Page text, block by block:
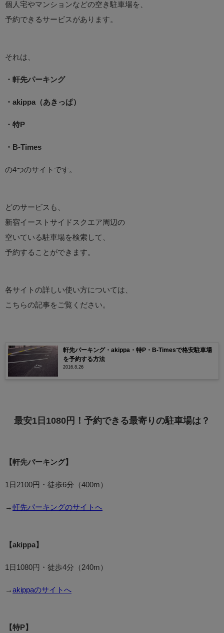
個人宅やマンションなどの空き駐車場を、
予約できるサービスがあります。
それは、
・軒先パーキング
・akippa（あきっぱ）
・特P
・B-Times
の4つのサイトです。
どのサービスも、
新宿イーストサイドスクエア周辺の
空いている駐車場を検索して、
予約することができます。
各サイトの詳しい使い方については、
こちらの記事をご覧ください。
軒先パーキング・akippa・特P・B-Timesで格安駐車場
を予約する方法
2016.8.26
最安1日1080円！予約できる最寄りの駐車場は？
【軒先パーキング】
1日2100円・徒歩6分（400m）
→ 軒先パーキングのサイトへ
【akippa】
1日1080円・徒歩4分（240m）
→ akippaのサイトへ
【特P】